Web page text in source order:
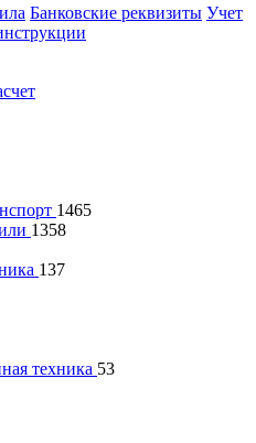
Банковские реквизиты Учет
1465
1358
137
техника 53